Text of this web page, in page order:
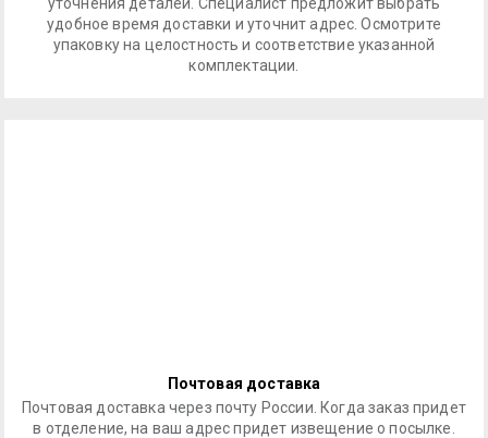
удобное время доставки и уточнит адрес. Осмотрите
упаковку на целостность и соответствие указанной
комплектации.
Почтовая доставка
Почтовая доставка через почту России. Когда заказ придет
в отделение, на ваш адрес придет извещение о посылке.